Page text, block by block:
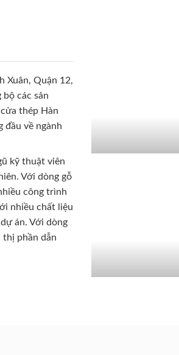
Xuân, Quận 12,
các sản
thép Hàn
đầu về ngành
kỹ thuật viên
Với dòng gỗ
công trình
nhiều chất liệu
án. Với dòng
thị phần dẫn